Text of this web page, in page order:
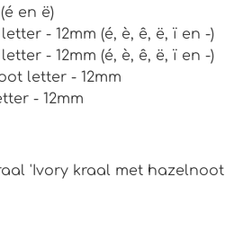
en ë)
- 12mm (é, è, ê, ë, ï en -)
- 12mm (é, è, ê, ë, ï en -)
letter - 12mm
- 12mm
'Ivory kraal met hazelnoot